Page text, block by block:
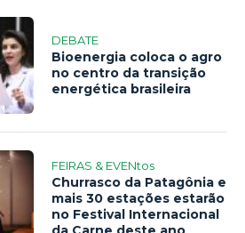
DEBATE
Bioenergia coloca o agro
no centro da transição
energética brasileira
FEIRAS & EVENtos
Churrasco da Patagônia e
mais 30 estações estarão
no Festival Internacional